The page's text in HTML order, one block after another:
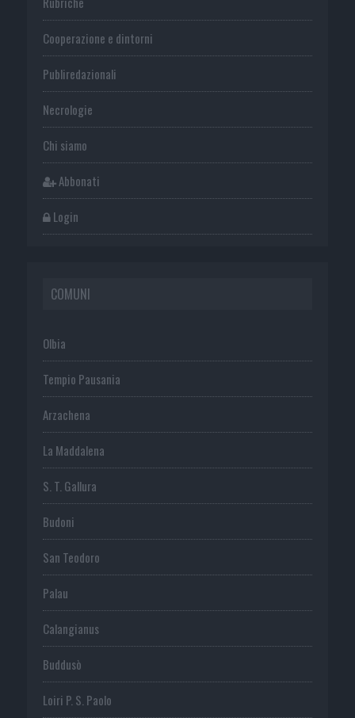
Cooperazione e dintorni
Publiredazionali
Necrologie
Chi siamo
Abbonati
Login
COMUNI
Olbia
Tempio Pausania
Arzachena
La Maddalena
S. T. Gallura
Budoni
San Teodoro
Palau
Calangianus
Buddusò
Loiri P. S. Paolo